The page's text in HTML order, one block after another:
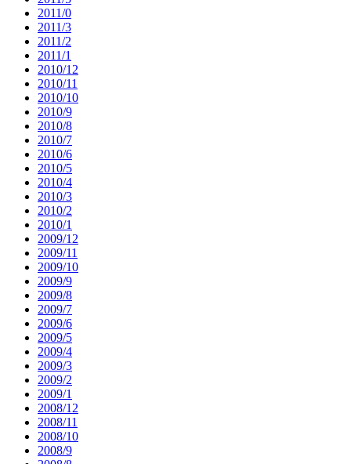
2011/0
2011/3
2011/2
2011/1
2010/12
2010/11
2010/10
2010/9
2010/8
2010/7
2010/6
2010/5
2010/4
2010/3
2010/2
2010/1
2009/12
2009/11
2009/10
2009/9
2009/8
2009/7
2009/6
2009/5
2009/4
2009/3
2009/2
2009/1
2008/12
2008/11
2008/10
2008/9